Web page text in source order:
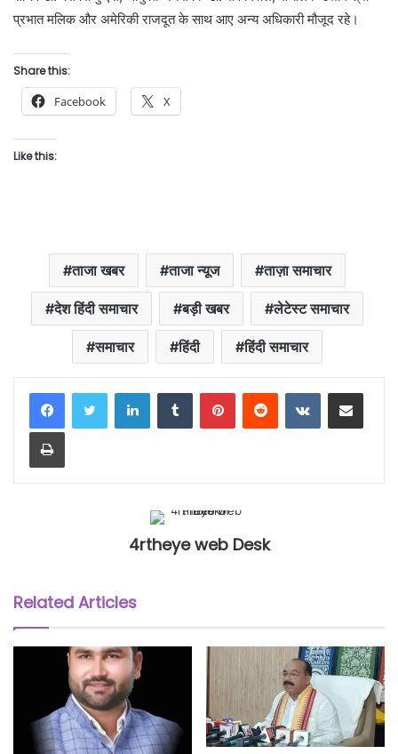
प्रभात मलिक और अमेरिकी राजदूत के साथ आए अन्य अधिकारी मौजूद रहे।
Share this:
Facebook X
Like this:
ताजा खबर ताजा न्यूज ताज़ा समाचार
देश हिंदी समाचार बड़ी खबर लेटेस्ट समाचार
समाचार हिंदी हिंदी समाचार
LinkedInTumblr PinterestReddit VKontakteShare via Email
Print
4rtheye web Desk
Related Articles